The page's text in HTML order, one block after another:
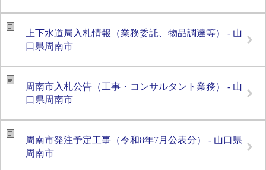
上下水道局入札情報（業務委託、物品調達等） - 山
口県周南市
周南市入札公告（工事・コンサルタント業務） - 山
口県周南市
周南市発注予定工事（令和8年7月公表分） - 山口県
周南市